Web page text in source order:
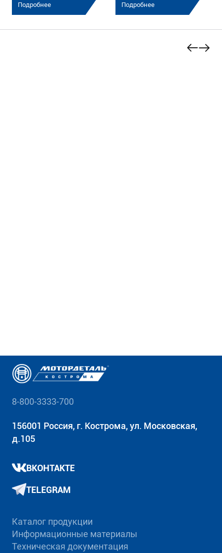
Подробнее Подробнее
8-800-3333-700
156001 Россия, г. Кострома, ул. Московская,
д.105
ВКОНТАКТЕ
TELEGRAM
Каталог продукции
Информационные материалы
Техническая документация